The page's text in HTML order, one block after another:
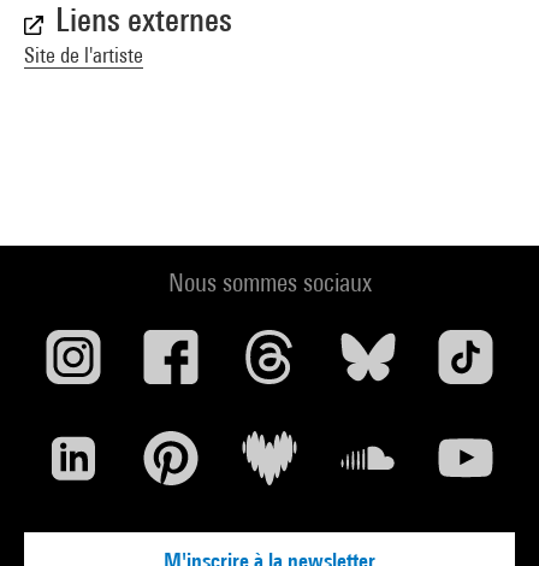
Liens externes
Site de l'artiste
Nous sommes sociaux
M'inscrire à la newsletter